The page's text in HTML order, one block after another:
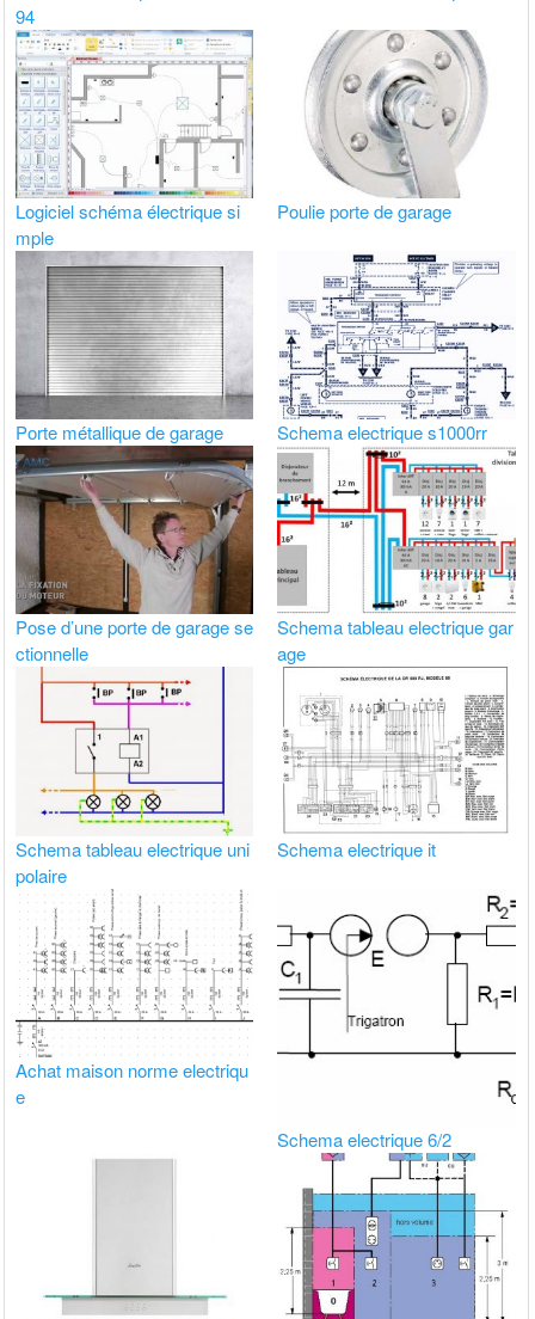
94
Logiciel schéma électrique si
mple
Poulie porte de garage
Porte métallique de garage Schema electrique s1000rr
Pose d’une porte de garage se
ctionnelle
Schema tableau electrique gar
age
Schema tableau electrique uni
polaire
Schema electrique it
Achat maison norme electriqu
e
Schema electrique 6/2